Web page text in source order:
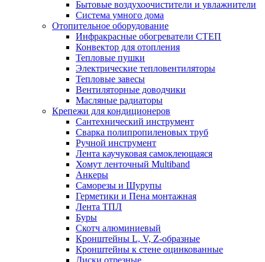
Бытовые воздухоочистители и увлажнители
Система умного дома
Отопительное оборудование
Инфракрасные обогреватели СТЕП
Конвектор для отопления
Тепловые пушки
Электрические тепловентиляторы
Тепловые завесы
Вентиляторные доводчики
Масляные радиаторы
Крепежи для кондиционеров
Сантехнический инструмент
Сварка полипропиленовых труб
Ручной инструмент
Лента каучуковая самоклеющаяся
Хомут ленточный Multiband
Анкеры
Саморезы и Шурупы
Герметики и Пена монтажная
Лента ТПЛ
Буры
Скотч алюминиевый
Кронштейны L, V, Z-образные
Кронштейны к стене оцинкованные
Диски отрезные